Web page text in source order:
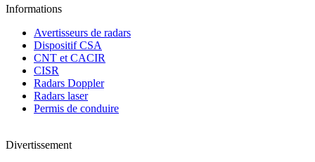
Informations
Avertisseurs de radars
Dispositif CSA
CNT et CACIR
CISR
Radars Doppler
Radars laser
Permis de conduire
Divertissement